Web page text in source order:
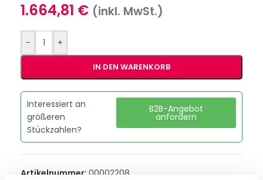
1.664,81 € (inkl. MwSt.)
- +
IN DEN WARENKORB
Interessiert an
größeren
Stückzahlen?
B2B-Angebot
anfordern
Artikelnummer: 00002208